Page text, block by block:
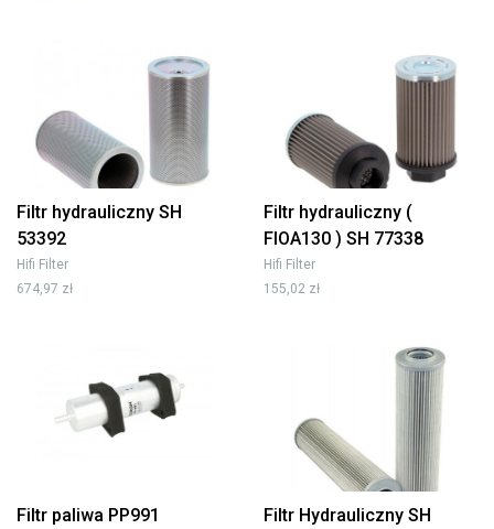
Filtr hydrauliczny SH
53392
Hifi Filter
674,97 zł
Filtr hydrauliczny (
FIOA130 ) SH 77338
Hifi Filter
155,02 zł
Filtr paliwa PP991
Filtr Hydrauliczny SH